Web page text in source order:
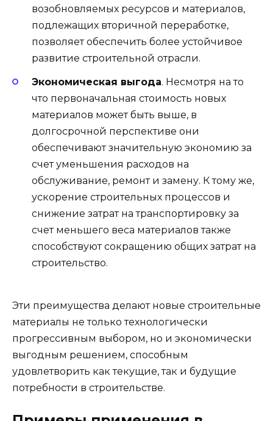
возобновляемых ресурсов и материалов,
подлежащих вторичной переработке,
позволяет обеспечить более устойчивое
развитие строительной отрасли.
Экономическая выгода. Несмотря на то
что первоначальная стоимость новых
материалов может быть выше, в
долгосрочной перспективе они
обеспечивают значительную экономию за
счет уменьшения расходов на
обслуживание, ремонт и замену. К тому же,
ускорение строительных процессов и
снижение затрат на транспортировку за
счет меньшего веса материалов также
способствуют сокращению общих затрат на
строительство.
Эти преимущества делают новые строительные
материалы не только технологически
прогрессивным выбором, но и экономически
выгодным решением, способным
удовлетворить как текущие, так и будущие
потребности в строительстве.